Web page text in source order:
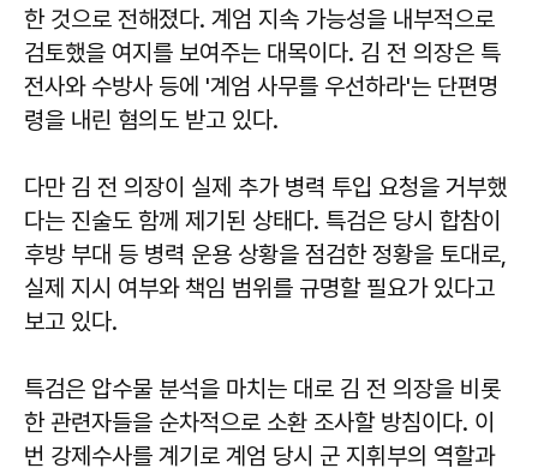
한 것으로 전해졌다. 계엄 지속 가능성을 내부적으로
검토했을 여지를 보여주는 대목이다. 김 전 의장은 특
전사와 수방사 등에 '계엄 사무를 우선하라'는 단편명
령을 내린 혐의도 받고 있다.
다만 김 전 의장이 실제 추가 병력 투입 요청을 거부했
다는 진술도 함께 제기된 상태다. 특검은 당시 합참이
후방 부대 등 병력 운용 상황을 점검한 정황을 토대로,
실제 지시 여부와 책임 범위를 규명할 필요가 있다고
보고 있다.
특검은 압수물 분석을 마치는 대로 김 전 의장을 비롯
한 관련자들을 순차적으로 소환 조사할 방침이다. 이
번 강제수사를 계기로 계엄 당시 군 지휘부의 역할과